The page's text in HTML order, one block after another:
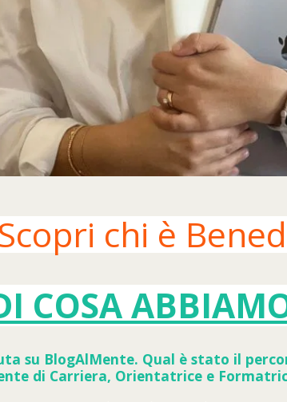
chi è
COSA
su BlogAlMente. Qual è stato il
di Carriera, Orientatrice e